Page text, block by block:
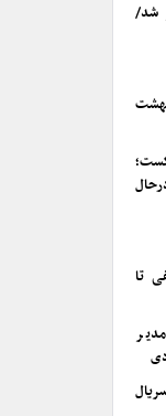
شد/
تا
مدیر